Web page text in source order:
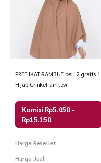
FREE IKAT RAMBUT beli 2 gratis 1
Hijab Crinkel airflow
Komisi Rp5.050 -
Rp15.150
Harga Reseller
Harga Jual